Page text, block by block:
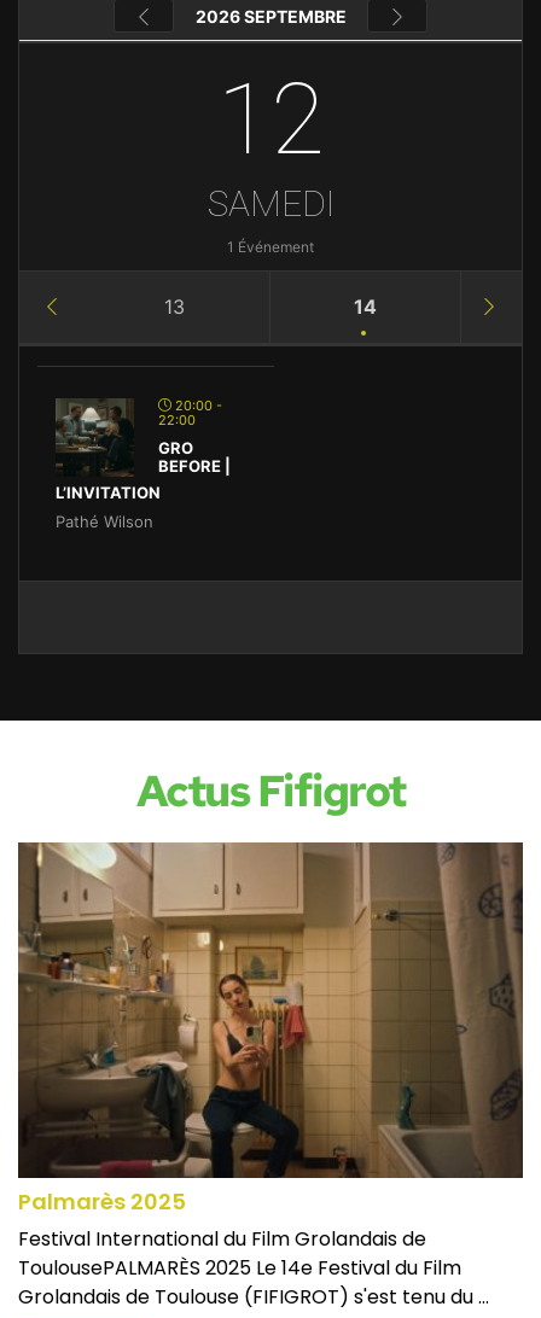
2026 SEPTEMBRE
12
SAMEDI
1 Événement
13 14
20:00 -
22:00
GRO
BEFORE |
L’INVITATION
Pathé Wilson
Actus Fifigrot
Palmarès 2025
Festival International du Film Grolandais de
ToulousePALMARÈS 2025 Le 14e Festival du Film
Grolandais de Toulouse (FIFIGROT) s'est tenu du ...